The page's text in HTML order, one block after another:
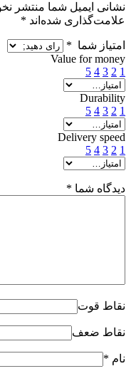
نشانی ایمیل شما منتشر
علامت‌گذاری شده‌اند *
امتیاز شما *
Value for money
1
2
3
4
5
Durability
1
2
3
4
5
Delivery speed
1
2
3
4
5
دیدگاه شما *
نقاط قوت
نقاط ضعف
نام *